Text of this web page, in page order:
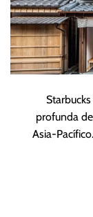
profunda
Asia-